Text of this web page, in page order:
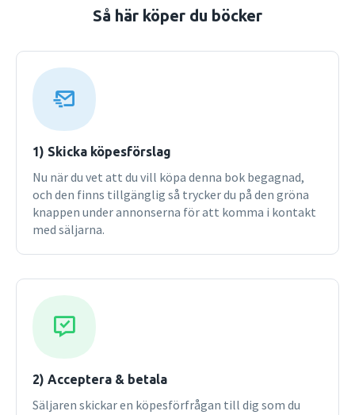
inse att allt flyter; förändring, inte stabilitet, är normen.
Den globala ekonomin och dess bundsförvant, IT, har
globala idéer till lokal praxis hör till den organisatoriska
vardagen, och att cyborger och robotar kan handla på
penningmarknader. I den här boken bjuder Barbara
Czarniawska på sin egen variant av en organisationsteori
anpassad till vår tid.
Så här köper du böcker
1) Skicka köpesförslag
Nu när du vet att du vill köpa denna bok begagnad,
och den finns tillgänglig så trycker du på den gröna
knappen under annonserna för att komma i kontakt
med säljarna.
2) Acceptera & betala
Säljaren skickar en köpesförfrågan till dig som du